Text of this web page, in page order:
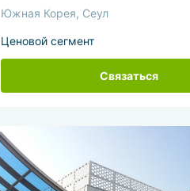
Южная Корея, Сеул
Ценовой сегмент
Связаться